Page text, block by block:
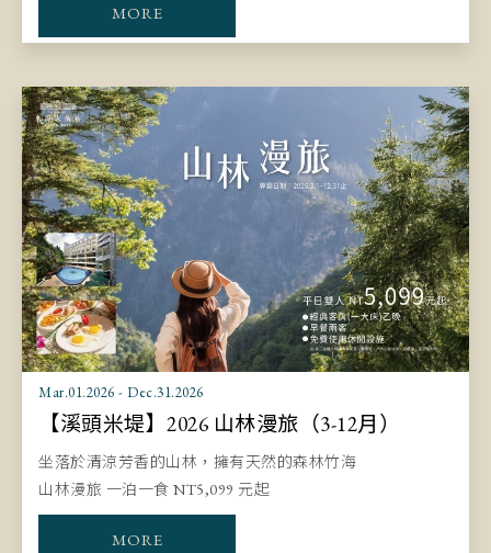
MORE
Mar.01.2026 - Dec.31.2026
【溪頭米堤】2026 山林漫旅（3-12月）
坐落於清涼芳香的山林，擁有天然的森林竹海
山林漫旅 一泊一食 NT5,099 元起
MORE